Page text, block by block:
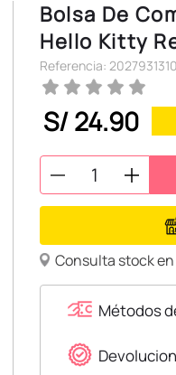
Bolsa De
Hello Kitty
Referencia:
S/24.90
Consulta stock
Métodos